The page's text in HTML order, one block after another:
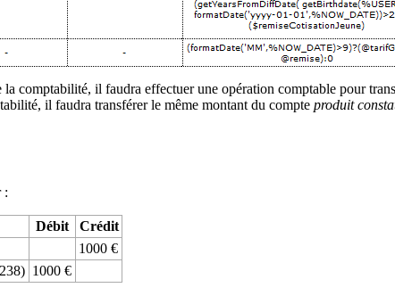
comptabilité, il faudra effectuer une opération comptable pour
il faudra transférer le même montant du compte produit
:
Débit
Crédit
1000 €
1000 €